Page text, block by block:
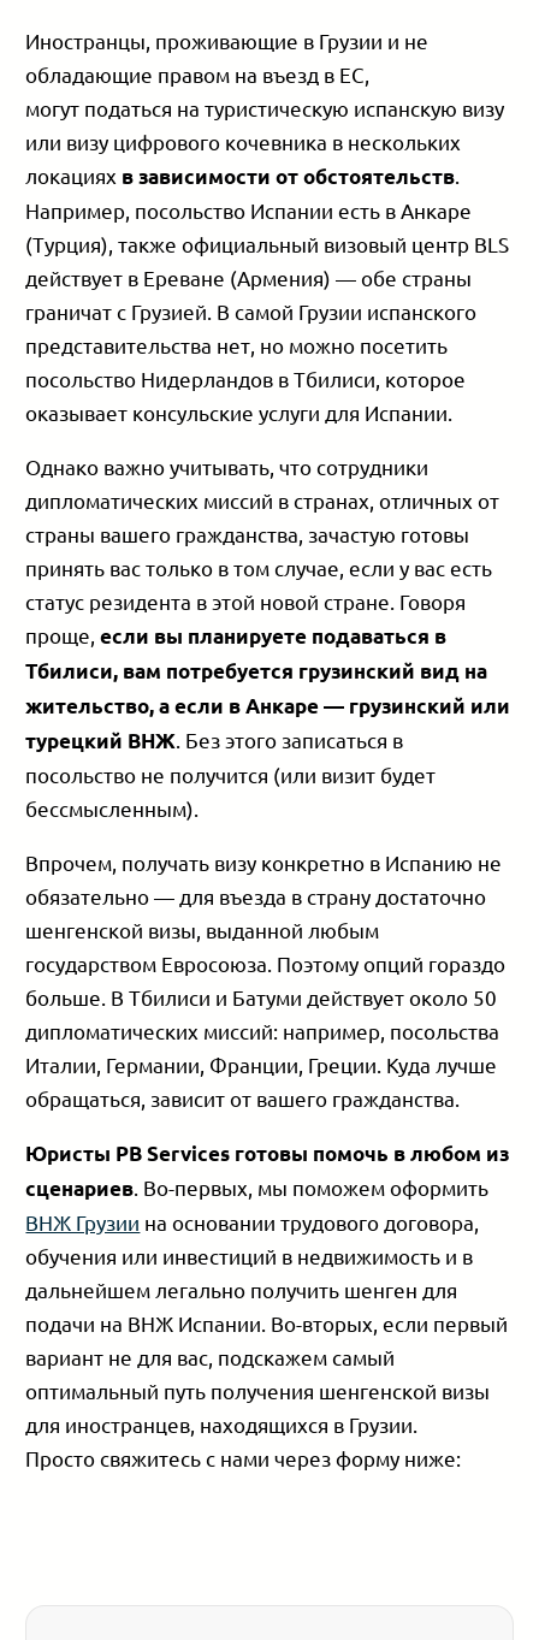
Иностранцы, проживающие в Грузии и не
обладающие правом на въезд в ЕС,
могут податься на туристическую испанскую визу
или визу цифрового кочевника в нескольких
локациях в зависимости от обстоятельств.
Например, посольство Испании есть в Анкаре
(Турция), также официальный визовый центр BLS
действует в Ереване (Армения) — обе страны
граничат с Грузией. В самой Грузии испанского
представительства нет, но можно посетить
посольство Нидерландов в Тбилиси, которое
оказывает консульские услуги для Испании.
Однако важно учитывать, что сотрудники
дипломатических миссий в странах, отличных от
страны вашего гражданства, зачастую готовы
принять вас только в том случае, если у вас есть
статус резидента в этой новой стране. Говоря
проще,если вы планируете подаваться в
Тбилиси, вам потребуется грузинский вид на
жительство, а если в Анкаре — грузинский или
турецкий ВНЖ. Без этого записаться в
посольство не получится (или визит будет
бессмысленным).
Впрочем, получать визу конкретно в Испанию не
обязательно — для въезда в страну достаточно
шенгенской визы, выданной любым
государством Евросоюза. Поэтому опций гораздо
больше. В Тбилиси и Батуми действует около 50
дипломатических миссий: например, посольства
Италии, Германии, Франции, Греции. Куда лучше
обращаться, зависит от вашего гражданства.
Юристы PB Services готовы помочь в любом из
сценариев . Во-первых, мы поможем оформить
ВНЖ Грузии на основании трудового договора,
обучения или инвестиций в недвижимость и в
дальнейшем легально получить шенген для
подачи на ВНЖ Испании. Во-вторых, если первый
вариант не для вас, подскажем самый
оптимальный путь получения шенгенской визы
для иностранцев, находящихся в Грузии.
Просто свяжитесь с нами через форму ниже: